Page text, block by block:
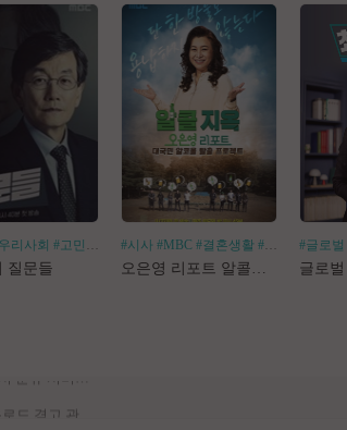
리사회 #고민거리 #분야별
질문들
#시사 #MBC #결혼생활 #알코올중독 #글로벌
[공지] 사이트 내 장기 콘텐츠 정리 작업 진행